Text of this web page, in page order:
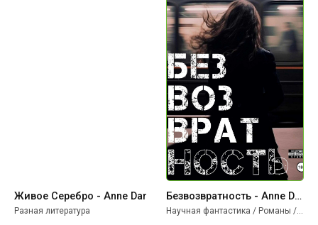
Живое Серебро - Anne Dar
Разная литература
Безвозвратность - Anne Dar
Научная фантастика / Романы / Триллеры